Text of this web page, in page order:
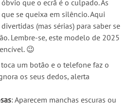
que o ecrã é o culpado. Às
se queixa em silêncio. Aqui
(mas sérias) para saber se
Lembre-se, este modelo de 2025
😉
toca um botão e o telefone faz o
os seus dedos, alerta
: Aparecem manchas escuras ou